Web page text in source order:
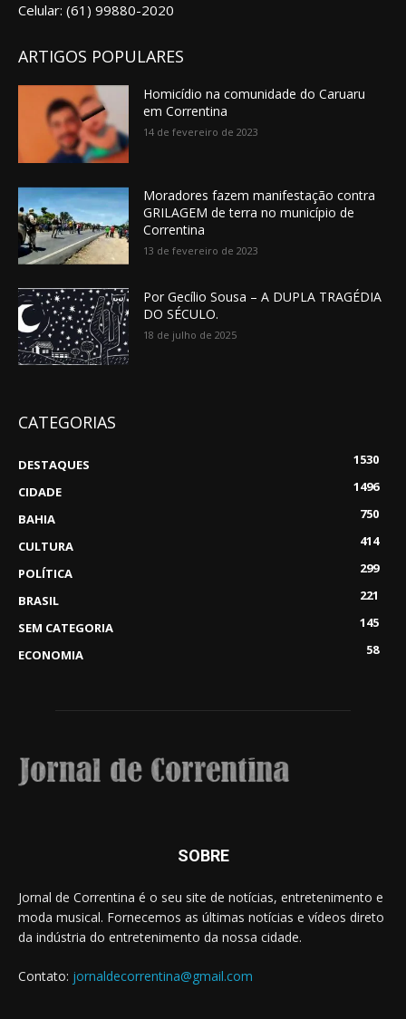
Celular: (61) 99880-2020
ARTIGOS POPULARES
Homicídio na comunidade do Caruaru
em Correntina
14 de fevereiro de 2023
Moradores fazem manifestação contra
GRILAGEM de terra no município de
Correntina
13 de fevereiro de 2023
Por Gecílio Sousa – A DUPLA TRAGÉDIA
DO SÉCULO.
18 de julho de 2025
CATEGORIAS
DESTAQUES
1530
CIDADE
1496
BAHIA
750
CULTURA
414
POLÍTICA
299
BRASIL
221
SEM CATEGORIA
145
ECONOMIA
58
SOBRE
Jornal de Correntina é o seu site de notícias, entretenimento e
moda musical. Fornecemos as últimas notícias e vídeos direto
da indústria do entretenimento da nossa cidade.
Contato: jornaldecorrentina@gmail.com